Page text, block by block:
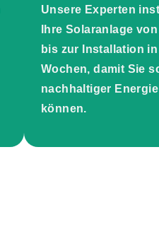
Unsere Experten
Ihre Solaranlage von
bis zur Installation in
Wochen, damit Sie
nachhaltiger
können.